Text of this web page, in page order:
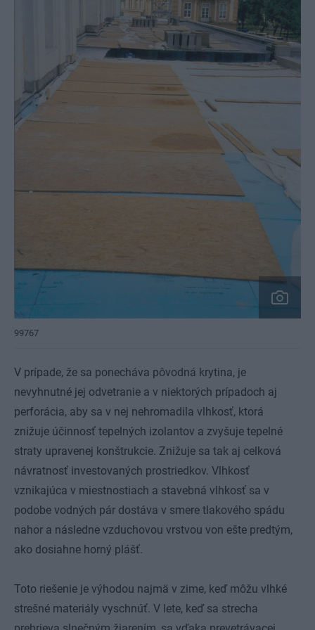
99767
V prípade, že sa ponecháva pôvodná krytina, je
nevyhnutné jej odvetranie a v niektorých prípadoch aj
perforácia, aby sa v nej nehromadila vlhkosť, ktorá
znižuje účinnosť tepelných izolantov a zvyšuje tepelné
straty upravenej konštrukcie. Znižuje sa tak aj celková
návratnosť investovaných prostriedkov. Vlhkosť
vznikajúca v miestnostiach a stavebná vlhkosť sa v
podobe vodných pár dostáva v smere tlakového spádu
nahor a následne vzduchovou vrstvou von ešte predtým,
ako dosiahne horný plášť.
Toto riešenie je výhodou najmä v zime, keď môžu vlhké
strešné materiály vyschnúť. V lete, keď sa strecha